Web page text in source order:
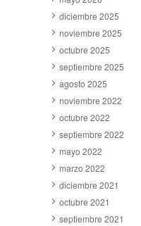
diciembre 2025
noviembre 2025
octubre 2025
septiembre 2025
agosto 2025
noviembre 2022
octubre 2022
septiembre 2022
mayo 2022
marzo 2022
diciembre 2021
octubre 2021
septiembre 2021